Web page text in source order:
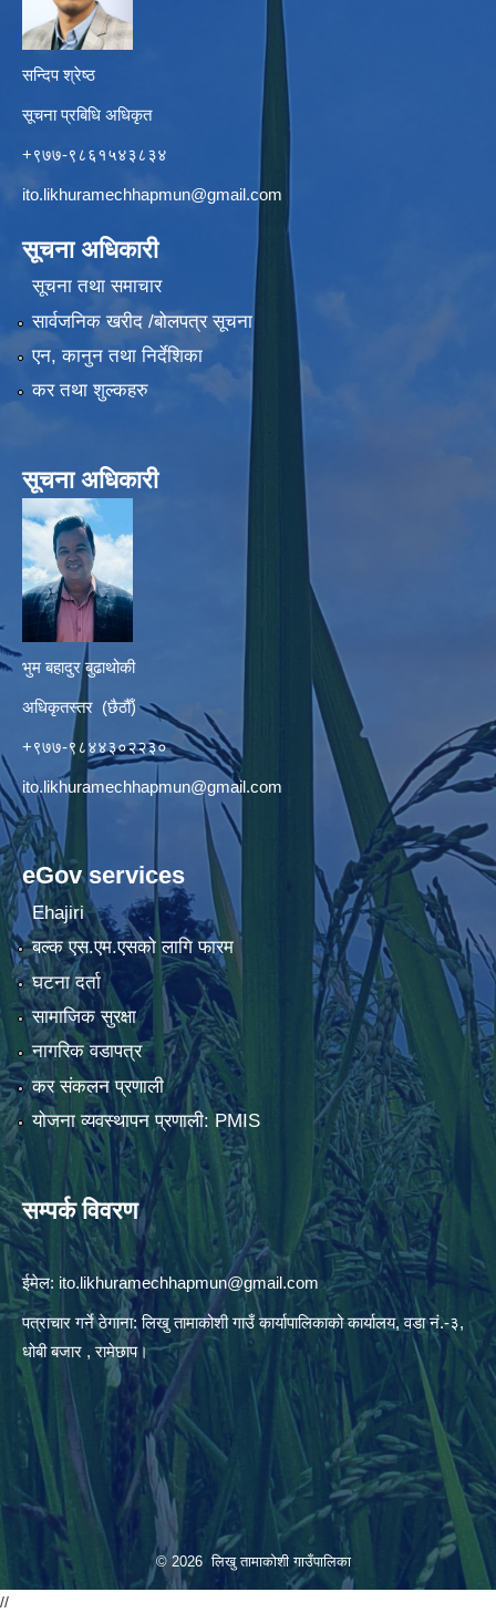
सन्दिप श्रेष्ठ
सूचना प्रबिधि अधिकृत
+९७७-९८६१५४३८३४
ito.likhuramechhapmun@gmail.com
सूचना अधिकारी
सूचना तथा समाचार
सार्वजनिक खरीद /बोलपत्र सूचना
एन, कानुन तथा निर्देशिका
कर तथा शुल्कहरु
सूचना अधिकारी
भुम बहादुर बुढाथोकी
अधिकृतस्तर (छैठौँ)
+९७७-९८४४३०२२३०
ito.likhuramechhapmun@gmail.com
eGov services
Ehajiri
बल्क एस.एम.एसको लागि फारम
घटना दर्ता
सामाजिक सुरक्षा
नागरिक वडापत्र
कर संकलन प्रणाली
योजना व्यवस्थापन प्रणाली: PMIS
सम्पर्क विवरण
ईमेल: ito.likhuramechhapmun@gmail.com
पत्राचार गर्ने ठेगाना: लिखु तामाकोशी गाउँ कार्यापालिकाको कार्यालय, वडा नं.-३,
धोबी बजार , रामेछाप।
© 2026 लिखु तामाकोशी गाउँपालिका
//